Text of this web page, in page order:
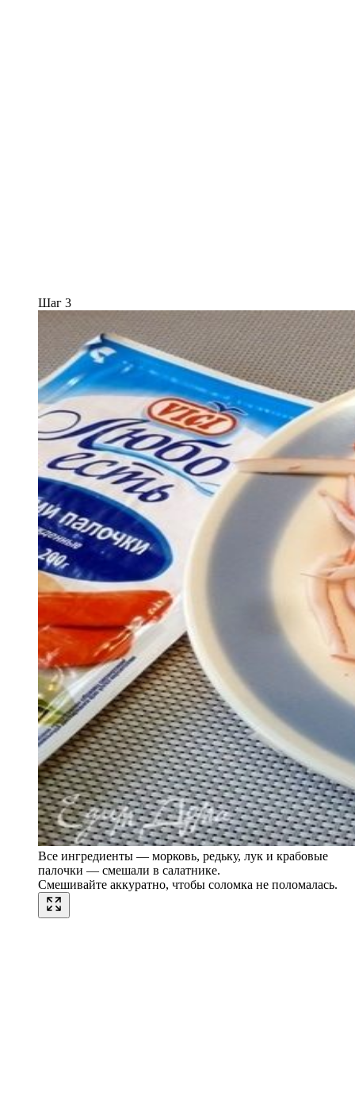
Шаг 3
Все ингредиенты — морковь, редьку, лук и крабовые
палочки — смешали в салатнике.
Смешивайте аккуратно, чтобы соломка не поломалась.